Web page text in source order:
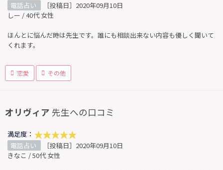
電話占い
［投稿日］2020年09月10日
しー / 40代 女性
ほんとに悩んだ時は先生です。誰にも相談出来ない内容も優しく聞いて
くれます。
恋愛 その他
オリヴィア 先生への口コミ
満足度：
電話占い
［投稿日］2020年09月10日
きなこ / 50代 女性